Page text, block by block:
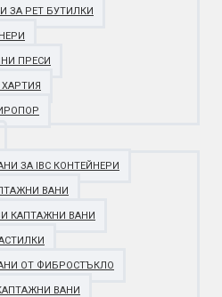
ЗА PET БУТИЛКИ
ПРЕСИ
ЗА IBC КОНТЕЙНЕРИ
ВАНИ
КАПТАЖНИ ВАНИ
ОТ ФИБРОСТЪКЛО
ВАНИ